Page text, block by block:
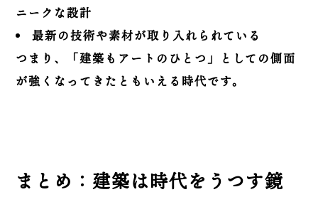
ニークな設計
最新の技術や素材が取り入れられている
つまり、「建築もアートのひとつ」としての側面
が強くなってきたともいえる時代です。
まとめ：建築は時代をうつす鏡